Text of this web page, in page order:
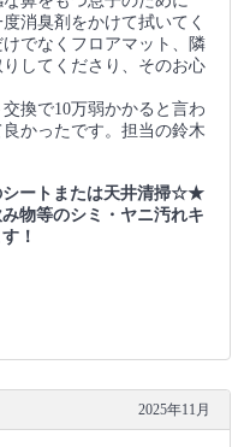
消臭剤をかけて拭いてく
でなくフロアマット、隣
してくださり、そのお心
換で10万弱かかると言わ
かったです。担当の鈴木
ートまたは天井清掃☆★
物等のシミ・ヤニ汚れキ
！
2025年11月